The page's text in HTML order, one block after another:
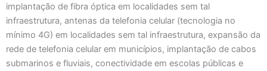
implantação de fibra óptica em localidades sem tal
infraestrutura, antenas da telefonia celular (tecnologia no
mínimo 4G) em localidades sem tal infraestrutura, expansão da
rede de telefonia celular em municípios, implantação de cabos
submarinos e fluviais, conectividade em escolas públicas e